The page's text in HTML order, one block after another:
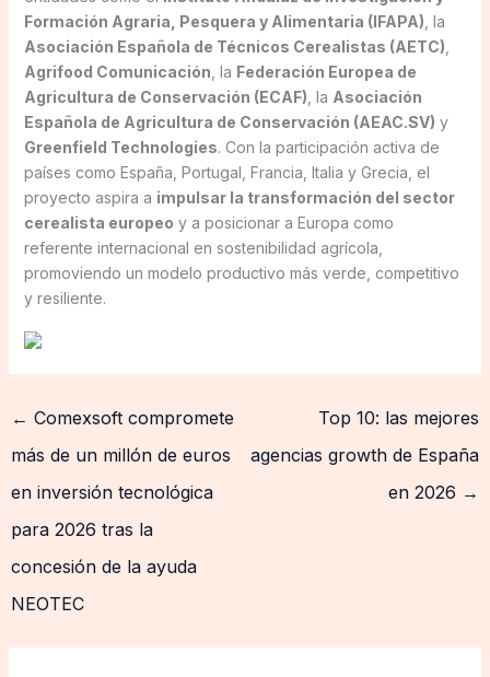
Formación Agraria, Pesquera y Alimentaria (IFAPA) , la
Asociación Española de Técnicos Cerealistas (AETC)
Agrifood Comunicación , la Federación Europea de
Agricultura de Conservación (ECAF) , la Asociación
Española de Agricultura de Conservación (AEAC.SV) y
Greenfield Technologies. Con la participación activa de
países como España, Portugal, Francia, Italia y Grecia, el
proyecto aspira a impulsar la transformación del sector
cerealista europeo y a posicionar a Europa como
referente internacional en sostenibilidad agrícola,
promoviendo un modelo productivo más verde, competitivo
y resiliente.
← Comexsoft compromete
más de un millón de euros
en inversión tecnológica
para 2026 tras la
concesión de la ayuda
NEOTEC
Top 10: las mejores
agencias growth de España
en 2026 →